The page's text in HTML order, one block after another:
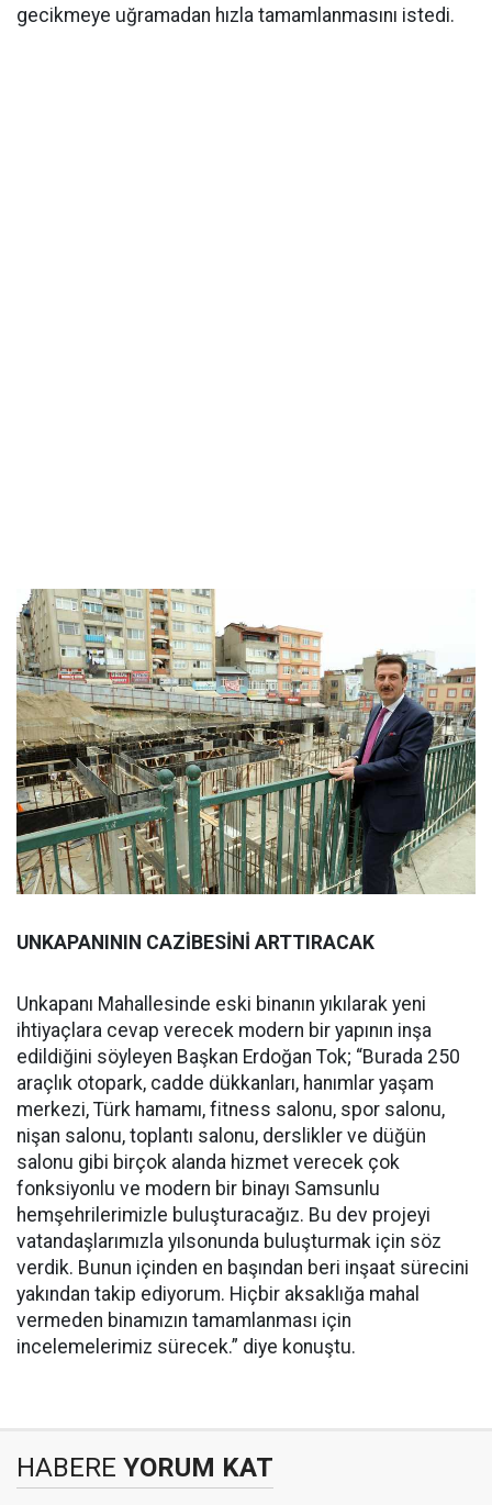
gecikmeye uğramadan hızla tamamlanmasını istedi.
UNKAPANININ CAZİBESİNİ ARTTIRACAK
Unkapanı Mahallesinde eski binanın yıkılarak yeni
ihtiyaçlara cevap verecek modern bir yapının inşa
edildiğini söyleyen Başkan Erdoğan Tok; “Burada 250
araçlık otopark, cadde dükkanları, hanımlar yaşam
merkezi, Türk hamamı, fitness salonu, spor salonu,
nişan salonu, toplantı salonu, derslikler ve düğün
salonu gibi birçok alanda hizmet verecek çok
fonksiyonlu ve modern bir binayı Samsunlu
hemşehrilerimizle buluşturacağız. Bu dev projeyi
vatandaşlarımızla yılsonunda buluşturmak için söz
verdik. Bunun içinden en başından beri inşaat sürecini
yakından takip ediyorum. Hiçbir aksaklığa mahal
vermeden binamızın tamamlanması için
incelemelerimiz sürecek.” diye konuştu.
HABERE YORUM KAT